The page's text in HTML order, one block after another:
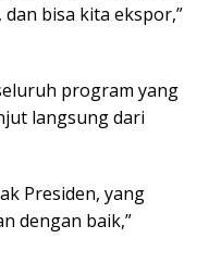
bisa kita ekspor,”
program yang
langsung dari
Presiden, yang
dengan baik,”